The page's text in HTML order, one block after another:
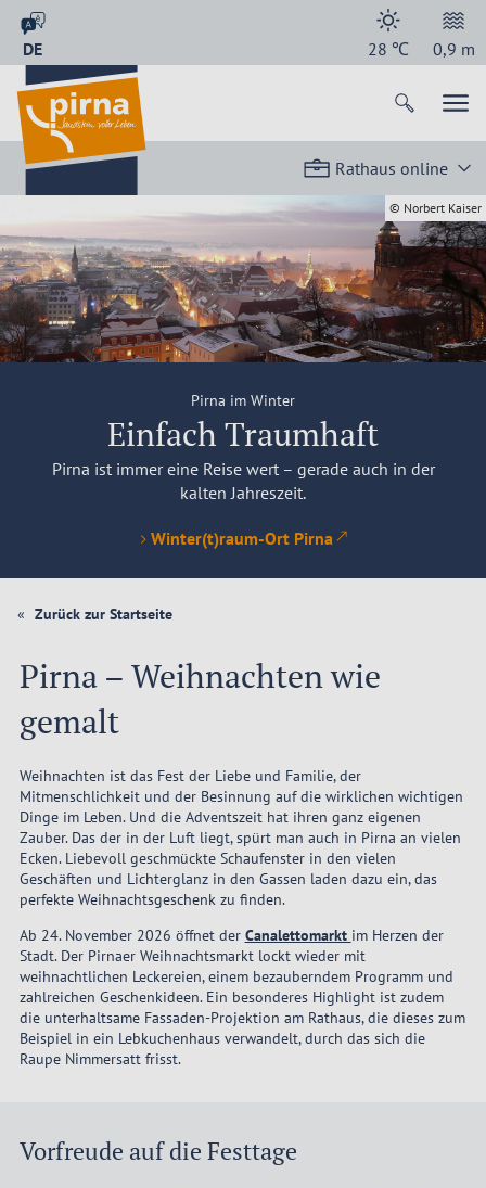
DE 28 ℃ 0,9 m
Rathaus online
Pirna im Winter
Einfach Traumhaft
Pirna ist immer eine Reise wert – gerade auch in der
kalten Jahreszeit.
Winter(t)raum-Ort Pirna
© Norbert Kaiser
Zurück zur Startseite
Pirna – Weihnachten wie
gemalt
Weihnachten ist das Fest der Liebe und Familie, der
Mitmenschlichkeit und der Besinnung auf die wirklichen wichtigen
Dinge im Leben. Und die Adventszeit hat ihren ganz eigenen
Zauber. Das der in der Luft liegt, spürt man auch in Pirna an vielen
Ecken. Liebevoll geschmückte Schaufenster in den vielen
Geschäften und Lichterglanz in den Gassen laden dazu ein, das
perfekte Weihnachtsgeschenk zu finden.
Ab 24. November 2026 öffnet der Canalettomarkt im Herzen der
Stadt. Der Pirnaer Weihnachtsmarkt lockt wieder mit
weihnachtlichen Leckereien, einem bezauberndem Programm und
zahlreichen Geschenkideen. Ein besonderes Highlight ist zudem
die unterhaltsame Fassaden-Projektion am Rathaus, die dieses zum
Beispiel in ein Lebkuchenhaus verwandelt, durch das sich die
Raupe Nimmersatt frisst.
Vorfreude auf die Festtage